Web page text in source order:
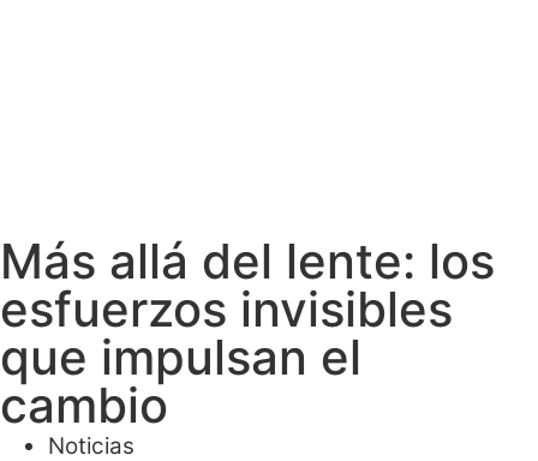
Más allá del lente: los
esfuerzos invisibles
que impulsan el
cambio
Noticias